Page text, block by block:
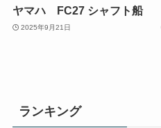
ヤマハ FC27 シャフト船
2025年9月21日
ランキング